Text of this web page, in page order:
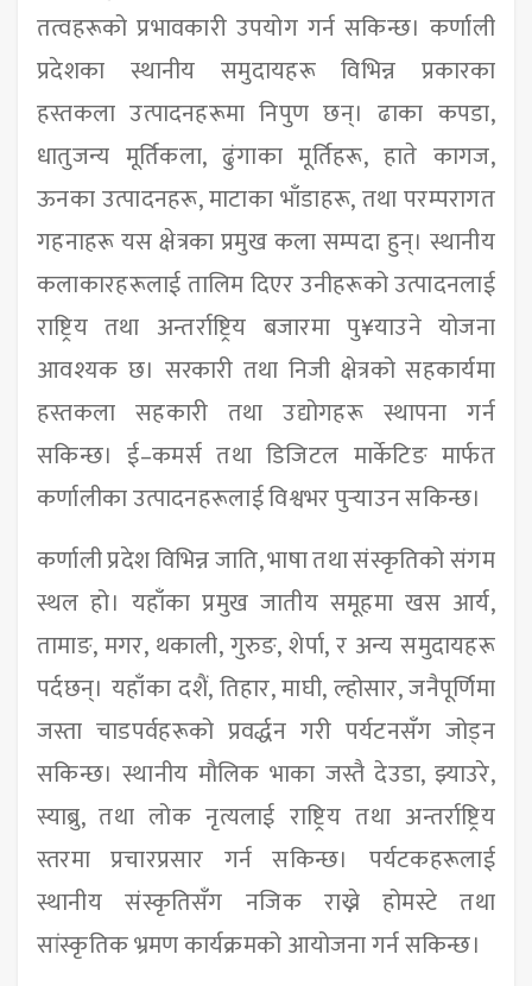
तत्वहरूको प्रभावकारी उपयोग गर्न सकिन्छ। कर्णाली
प्रदेशका स्थानीय समुदायहरू विभिन्न प्रकारका
हस्तकला उत्पादनहरूमा निपुण छन्। ढाका कपडा,
धातुजन्य मूर्तिकला, ढुंगाका मूर्तिहरू, हाते कागज,
ऊनका उत्पादनहरू, माटाका भाँडाहरू, तथा परम्परागत
गहनाहरू यस क्षेत्रका प्रमुख कला सम्पदा हुन्। स्थानीय
कलाकारहरूलाई तालिम दिएर उनीहरूको उत्पादनलाई
राष्ट्रिय तथा अन्तर्राष्ट्रिय बजारमा पु¥याउने योजना
आवश्यक छ। सरकारी तथा निजी क्षेत्रको सहकार्यमा
हस्तकला सहकारी तथा उद्योगहरू स्थापना गर्न
सकिन्छ। ई–कमर्स तथा डिजिटल मार्केटिङ मार्फत
कर्णालीका उत्पादनहरूलाई विश्वभर पुर्‍याउन सकिन्छ।
कर्णाली प्रदेश विभिन्न जाति, भाषा तथा संस्कृतिको संगम
स्थल हो। यहाँका प्रमुख जातीय समूहमा खस आर्य,
तामाङ, मगर, थकाली, गुरुङ, शेर्पा, र अन्य समुदायहरू
पर्दछन्। यहाँका दशैं, तिहार, माघी, ल्होसार, जनैपूर्णिमा
जस्ता चाडपर्वहरूको प्रवर्द्धन गरी पर्यटनसँग जोड्न
सकिन्छ। स्थानीय मौलिक भाका जस्तै देउडा, झ्याउरे,
स्याब्रु, तथा लोक नृत्यलाई राष्ट्रिय तथा अन्तर्राष्ट्रिय
स्तरमा प्रचारप्रसार गर्न सकिन्छ। पर्यटकहरूलाई
स्थानीय संस्कृतिसँग नजिक राख्ने होमस्टे तथा
सांस्कृतिक भ्रमण कार्यक्रमको आयोजना गर्न सकिन्छ।